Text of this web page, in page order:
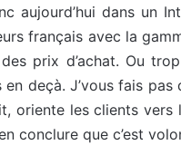
aujourd’hui dans un
français avec la
prix d’achat. Ou
en deçà. J’vous fais
oriente les clients vers
conclure que c’est